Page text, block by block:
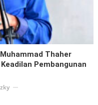
Thaher
Pembangunan